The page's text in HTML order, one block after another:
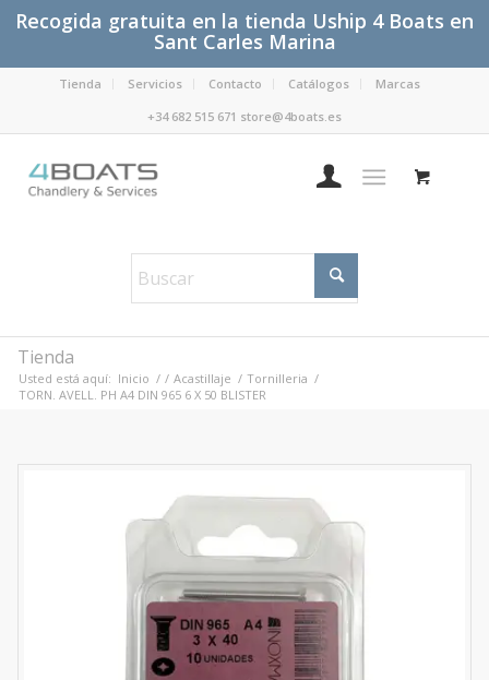
Recogida gratuita en la tienda Uship 4 Boats en
Sant Carles Marina
Tienda Servicios Contacto Catálogos
Marcas
+34 682 515 671 store@4boats.es
Tienda
Usted está aquí: Inicio / / Acastillaje / Tornilleria /
TORN. AVELL. PH A4 DIN 965 6 X 50 BLISTER